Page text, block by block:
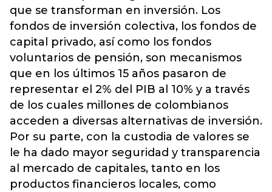
que se transforman en inversión. Los
fondos de inversión colectiva, los fondos de
capital privado, así como los fondos
voluntarios de pensión, son mecanismos
que en los últimos 15 años pasaron de
representar el 2% del PIB al 10% y a través
de los cuales millones de colombianos
acceden a diversas alternativas de inversión.
Por su parte, con la custodia de valores se
le ha dado mayor seguridad y transparencia
al mercado de capitales, tanto en los
productos financieros locales, como